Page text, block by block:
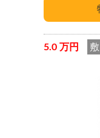
5.0 万円 敷